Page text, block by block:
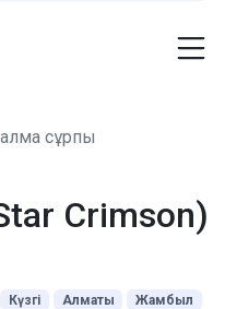
сұрпы
Сrimson)
Күзгі Алматы
Жамбыл